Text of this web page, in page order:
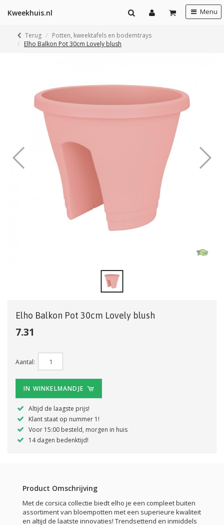
Kweekhuis.nl Menu
Terug
Potten, kweektafels en bodemtrays
Elho Balkon Pot 30cm Lovely blush
Elho Balkon Pot 30cm Lovely blush
7.31
Aantal:
IN WINKELMANDJE
Altijd de laagste prijs!
Klant staat op nummer 1!
Voor 15:00 besteld, morgen in huis
14 dagen bedenktijd!
Product Omschrijving
Met de corsica collectie biedt elho je een compleet buiten
assortiment van bloempotten met een superieure kwaliteit
en altijd de laatste innovaties! Trendsettend en inmiddels